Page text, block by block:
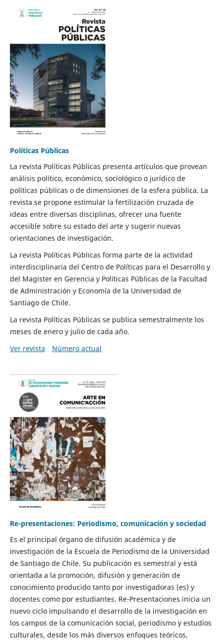
Políticas Públicas
La revista Políticas Públicas presenta artículos que provean
análisis político, económico, sociológico o jurídico de
políticas públicas o de dimensiones de la esfera pública. La
revista se propone estimular la fertilización cruzada de
ideas entre diversas disciplinas, ofrecer una fuente
accesible sobre su estado del arte y sugerir nuevas
orientaciones de investigación.
La revista Políticas Públicas forma parte de la actividad
interdisciplinaria del Centro de Políticas para el Desarrollo y
del Magíster en Gerencia y Políticas Públicas de la Facultad
de Administración y Economía de la Universidad de
Santiago de Chile.
La revista Políticas Públicas se publica semestralmente los
meses de enero y julio de cada año.
Ver revista
Número actual
Re-presentaciones: Periodismo, comunicación y sociedad
Es el principal órgano de difusión académica y de
investigación de la Escuela de Periodismo de la Universidad
de Santiago de Chile. Su publicación es semestral y está
orientada a la promoción, difusión y generación de
conocimiento producido tanto por investigadoras (es) y
docentes como por estudiantes. Re-Presentaciones inicia un
nuevo ciclo impulsando el desarrollo de la investigación en
los campos de la comunicación social, periodismo y estudios
culturales, desde los más diversos enfoques teóricos,